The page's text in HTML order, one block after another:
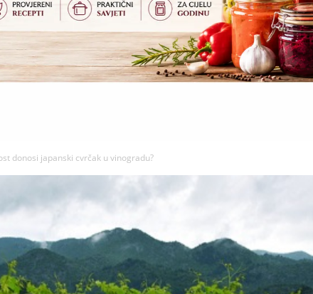
donosi japanski cvrčak u vinogradu?